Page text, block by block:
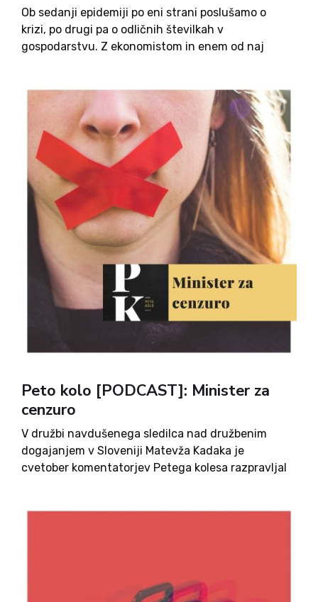
Ob sedanji epidemiji po eni strani poslušamo o
krizi, po drugi pa o odličnih številkah v
gospodarstvu. Z ekonomistom in enem od naj
razpravljali o dinamiki svetovnih in slovenskih
ekonomskih...
Peto kolo [PODCAST]: Minister za
cenzuro
V družbi navdušenega sledilca nad družbenim
dogajanjem v Sloveniji Matevža Kadaka je
cvetober komentatorjev Petega kolesa razpravljal